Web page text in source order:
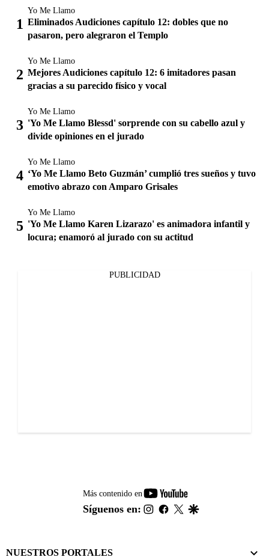
Yo Me Llamo
Eliminados Audiciones capítulo 12: dobles que no
pasaron, pero alegraron el Templo
Yo Me Llamo
Mejores Audiciones capítulo 12: 6 imitadores pasan
gracias a su parecido físico y vocal
Yo Me Llamo
'Yo Me Llamo Blessd' sorprende con su cabello azul y
divide opiniones en el jurado
Yo Me Llamo
‘Yo Me Llamo Beto Guzmán’ cumplió tres sueños y tuvo
emotivo abrazo con Amparo Grisales
Yo Me Llamo
'Yo Me Llamo Karen Lizarazo' es animadora infantil y
locura; enamoró al jurado con su actitud
PUBLICIDAD
Más contenido en
youtube-
footer
Síguenos en: instagram
facebook
twitter
NUESTROS PORTALES